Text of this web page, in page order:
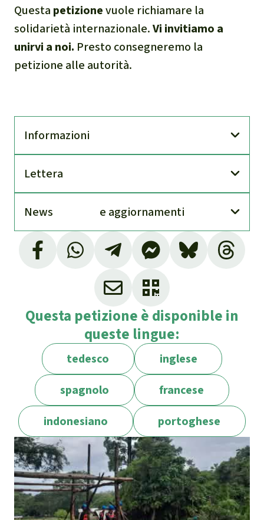
Questa petizionevuole richiamare la
solidarietà internazionale.Vi invitiamo a
unirvi a noi. Presto consegneremo la
petizione alle autorità.
Infor­mazioni
Lettera
News e aggior­namenti
Questa petizione è disponible in
queste lingue:
tedesco
inglese
spagnolo
francese
indonesiano
portoghese